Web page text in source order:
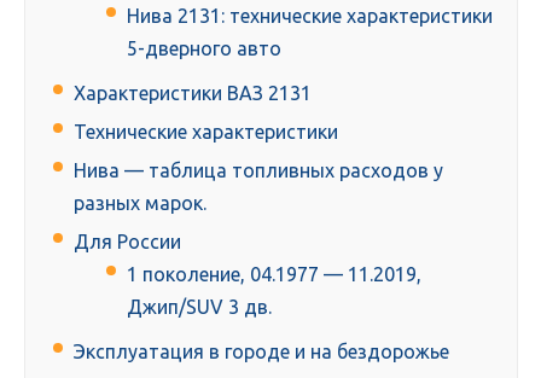
Нива 2131: технические характеристики
5-дверного авто
Характеристики ВАЗ 2131
Технические характеристики
Нива — таблица топливных расходов у
разных марок.
Для России
1 поколение, 04.1977 — 11.2019,
Джип/SUV 3 дв.
Эксплуатация в городе и на бездорожье